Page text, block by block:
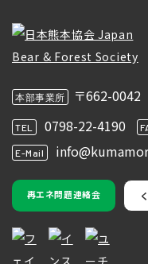
本部事業所 〒662-0042
TEL 0798-22-4190
E-Mail
再エネ問題連絡会